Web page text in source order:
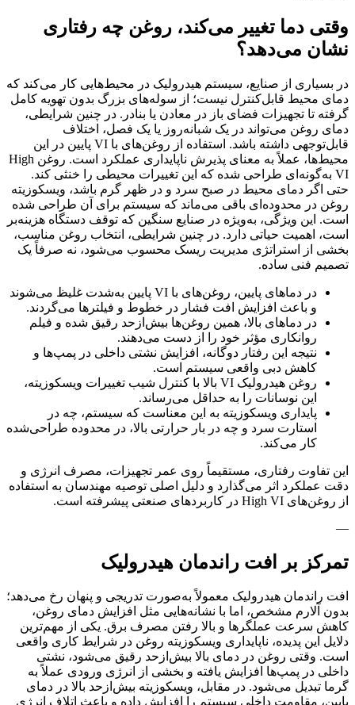
وقتی دما تغییر می‌کند، روغن چه رفتاری
نشان می‌دهد؟
در بسیاری از صنایع، سیستم هیدرولیک در محیط‌هایی کار می‌کند که
دمای محیط قابل‌کنترل نیست؛ از سوله‌های بزرگ بدون تهویه کامل
گرفته تا تجهیزات فضای باز در معادن یا بنادر. در چنین شرایطی،
دمای روغن می‌تواند در یک شبانه‌روز یا یک فصل، اختلاف
قابل‌توجهی داشته باشد. استفاده از روغن‌های با VI پایین در این
محیط‌ها، عملاً به معنای پذیرش ناپایداری عملکرد است. روغن High
VI به‌گونه‌ای طراحی شده که این تغییرات محیطی را خنثی کند.
حتی اگر دمای محیط در صبح سرد و در ظهر گرم باشد، ویسکوزیته
روغن در محدوده‌ای باقی می‌ماند که سیستم برای آن طراحی شده
است. این ویژگی، به‌ویژه در صنایع سنگین که توقف دستگاه هزینه‌بر
است، اهمیت حیاتی دارد. در چنین شرایطی، انتخاب روغن مناسب،
بخشی از استراتژی مدیریت ریسک محسوب می‌شود، نه صرفاً یک
تصمیم فنی ساده.
در دماهای پایین، روغن‌های با VI پایین به‌شدت غلیظ می‌شوند
و باعث افزایش افت فشار در خطوط و فیلترها می‌گردند.
در دماهای بالا، همین روغن‌ها بیش‌ازحد رقیق شده و فیلم
روانکاری مؤثر خود را از دست می‌دهند.
نتیجه این رفتار دوگانه، افزایش نشتی داخلی در پمپ‌ها و
کاهش دبی واقعی سیستم است.
روغن هیدرولیک VI بالا با کنترل شیب تغییرات ویسکوزیته،
این نوسانات را به حداقل می‌رساند.
پایداری ویسکوزیته به این معناست که سیستم، چه در
استارت سرد و چه در بار حرارتی بالا، در محدوده طراحی‌شده
کار می‌کند.
این تفاوت رفتاری، مستقیماً روی عمر تجهیزات، مصرف انرژی و
دقت عملکرد اثر می‌گذارد و دلیل اصلی توصیه مهندسان به استفاده
از روغن‌های High VI در کاربردهای صنعتی پیشرفته است.
—
تمرکز بر افت راندمان هیدرولیک
افت راندمان هیدرولیک معمولاً به‌صورت تدریجی و پنهان رخ می‌دهد؛
بدون آلارم مشخص، اما با نشانه‌هایی مثل افزایش دمای روغن،
کاهش سرعت عملگرها و بالا رفتن مصرف برق. یکی از مهم‌ترین
دلایل این پدیده، ناپایداری ویسکوزیته روغن در شرایط کاری واقعی
است. وقتی روغن در دمای بالا بیش‌ازحد رقیق می‌شود، نشتی
داخلی در پمپ‌ها افزایش یافته و بخشی از انرژی ورودی عملاً به
گرما تبدیل می‌شود. در مقابل، ویسکوزیته بیش‌ازحد بالا در دمای
پایین، مقاومت داخلی سیستم را افزایش داده و باعث اتلاف انرژی